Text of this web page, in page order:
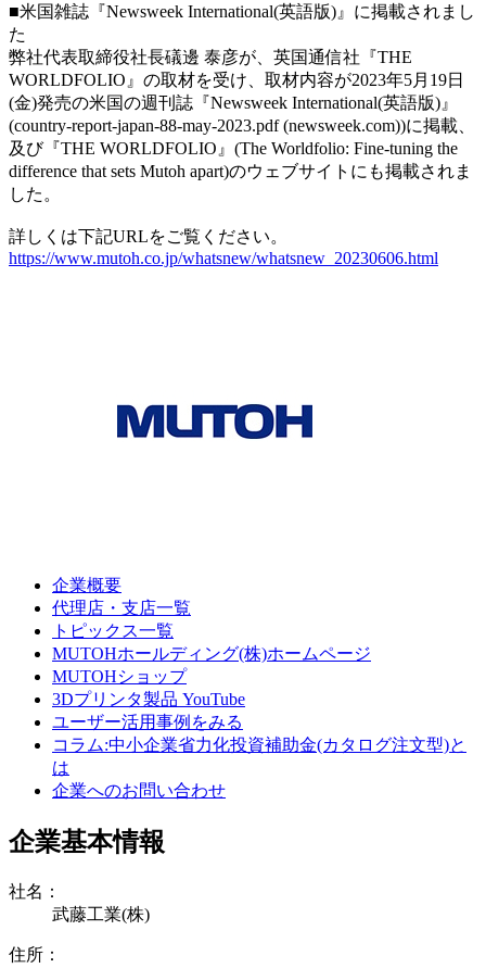
■米国雑誌『Newsweek International(英語版)』に掲載されまし
た
弊社代表取締役社長礒邊 泰彦が、英国通信社『THE
WORLDFOLIO』の取材を受け、取材内容が2023年5月19日
(金)発売の米国の週刊誌『Newsweek International(英語版)』
(country-report-japan-88-may-2023.pdf (newsweek.com))に掲載、
及び『THE WORLDFOLIO』(The Worldfolio: Fine-tuning the
difference that sets Mutoh apart)のウェブサイトにも掲載されま
した。
詳しくは下記URLをご覧ください。
https://www.mutoh.co.jp/whatsnew/whatsnew_20230606.html
企業概要
代理店・支店一覧
トピックス一覧
MUTOHホールディング(株)ホームページ
MUTOHショップ
3Dプリンタ製品 YouTube
ユーザー活用事例をみる
コラム:中小企業省力化投資補助金(カタログ注文型)と
は
企業へのお問い合わせ
企業基本情報
社名：
武藤工業(株)
住所：